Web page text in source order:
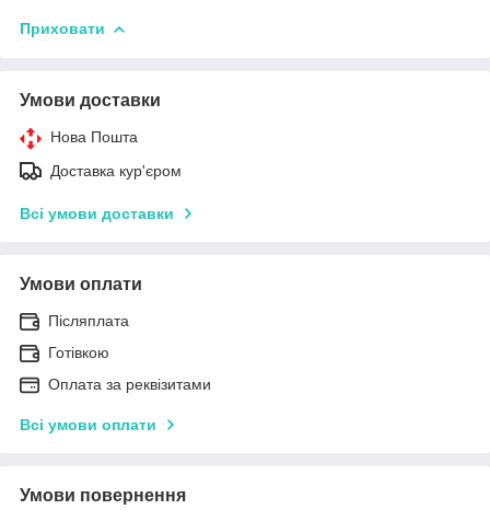
Приховати
Умови доставки
Нова Пошта
Доставка кур'єром
Всі умови доставки
Умови оплати
Післяплата
Готівкою
Оплата за реквізитами
Всі умови оплати
Умови повернення